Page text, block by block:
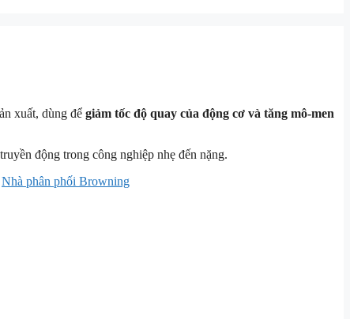
xuất, dùng để giảm tốc độ quay của động cơ và tăng mô-men
động trong công nghiệp nhẹ đến nặng.
Nhà phân phối Browning